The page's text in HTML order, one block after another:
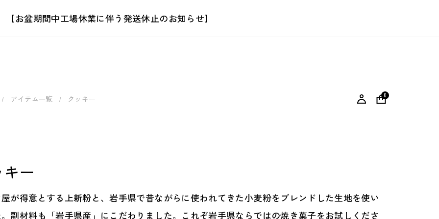
【お盆期間中工場休業に伴う発送休止のお知らせ】
0
アイテム一覧 クッキー
ー
が得意とする上新粉と、岩手県で昔ながらに使われてきた小麦粉をブレンドした生地を使い
副材料も「岩手県産」にこだわりました。これぞ岩手県ならではの焼き菓子をお試しくださ